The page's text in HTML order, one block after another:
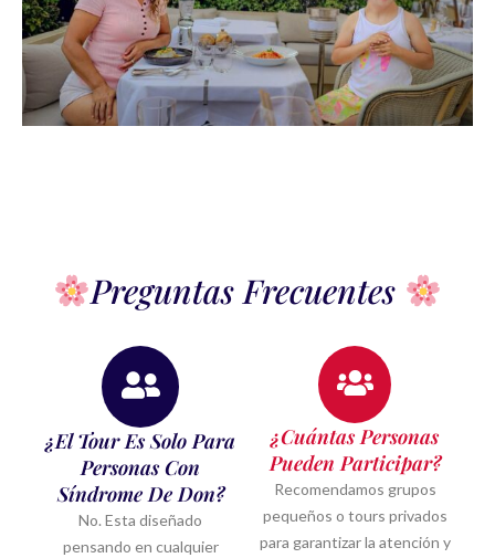
Preguntas Frecuentes
¿El Tour Es Solo Para
Personas Con
Síndrome De Don?
No. Esta diseñado
pensando en cualquier
¿Cuántas Personas
Pueden Participar?
Recomendamos grupos
pequeños o tours privados
para garantizar la atención y